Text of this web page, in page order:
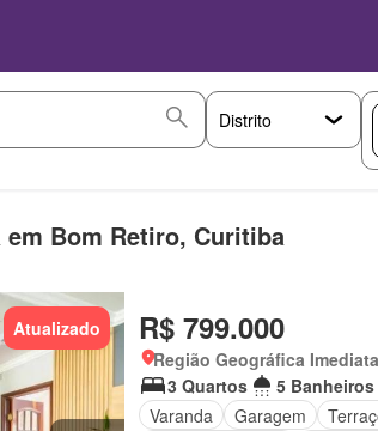
Bom Retiro, Curitiba
Atualizado R$ 799.000
Região Geográfica
3 Quartos
5 Banheiros
Varanda
Garagem